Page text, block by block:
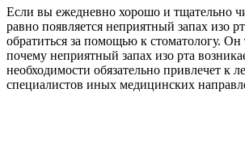
Если вы ежедневно хорошо и тщательно
равно появляется неприятный запах изо
обратиться за помощью к стоматологу. Он
почему неприятный запах изо рта
необходимости обязательно привлечет к
специалистов иных медицинских